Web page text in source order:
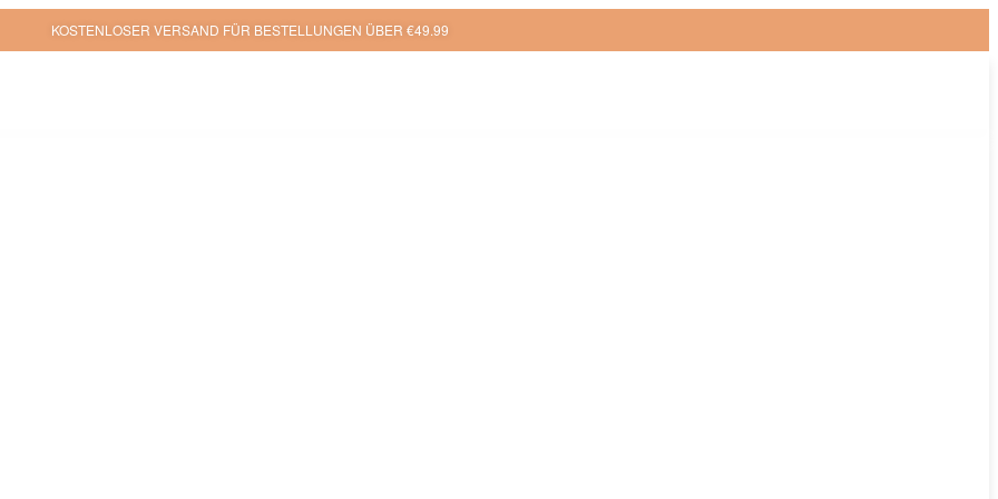
KOSTENLOSER VERSAND FÜR BESTELLUNGEN ÜBER €49.99